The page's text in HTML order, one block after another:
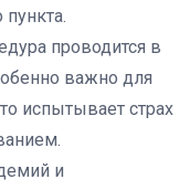
проводится в
важно для
испытывает страх
и